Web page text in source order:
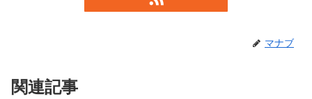
マナブ
関連記事